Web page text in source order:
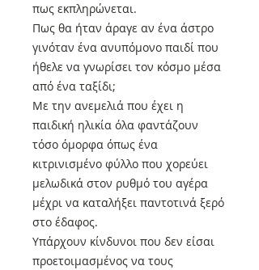
πως εκπληρώνεται.
Πως θα ήταν άραγε αν ένα άστρο
γινόταν ένα ανυπόμονο παιδί που
ήθελε να γνωρίσει τον κόσμο μέσα
από ένα ταξίδι;
Με την ανεμελιά που έχει η
παιδική ηλικία όλα φαντάζουν
τόσο όμορφα όπως ένα
κιτρινισμένο φύλλο που χορεύει
μελωδικά στον ρυθμό του αγέρα
μέχρι να καταλήξει παντοτινά ξερό
στο έδαφος.
Υπάρχουν κίνδυνοι που δεν είσαι
προετοιμασμένος να τους